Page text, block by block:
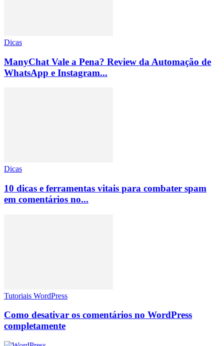
Dicas
ManyChat Vale a Pena? Review da Automação de
WhatsApp e Instagram...
Dicas
10 dicas e ferramentas vitais para combater spam
em comentários no...
Tutoriais WordPress
Como desativar os comentários no WordPress
completamente